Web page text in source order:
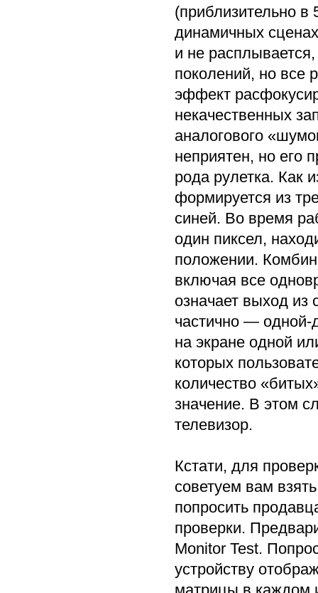
(приблизительно
динамичных
и не
поколений, но все
эффект
некачественных
аналогового
неприятен, но его
рода рулетка. Как
формируется из
синей. Во время
один пиксел,
положении.
включая все
означает выход из
частично — одной-
на экране одной
которых
количество
значение. В этом
телевизор.
Кстати, для
советуем вам
попросить
проверки.
Monitor Test.
устройству